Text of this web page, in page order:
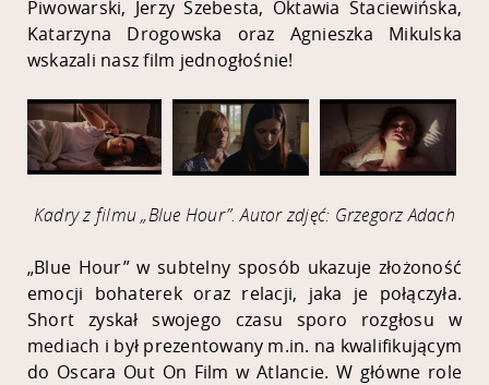
Piwowarski, Jerzy Szebesta, Oktawia Staciewińska,
Katarzyna Drogowska oraz Agnieszka Mikulska
wskazali nasz film jednogłośnie!
Kadry z filmu „Blue Hour”. Autor zdjęć: Grzegorz Adach
„Blue Hour” w subtelny sposób ukazuje złożoność
emocji bohaterek oraz relacji, jaka je połączyła.
Short zyskał swojego czasu sporo rozgłosu w
mediach i był prezentowany m.in. na kwalifikującym
do Oscara Out On Film w Atlancie.W główne role